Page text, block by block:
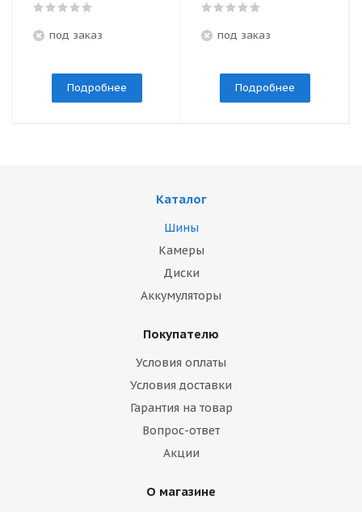
под заказ
Подробнее
под заказ
Подробнее
Каталог
Шины
Камеры
Диски
Аккумуляторы
Покупателю
Условия оплаты
Условия доставки
Гарантия на товар
Вопрос-ответ
Акции
О магазине